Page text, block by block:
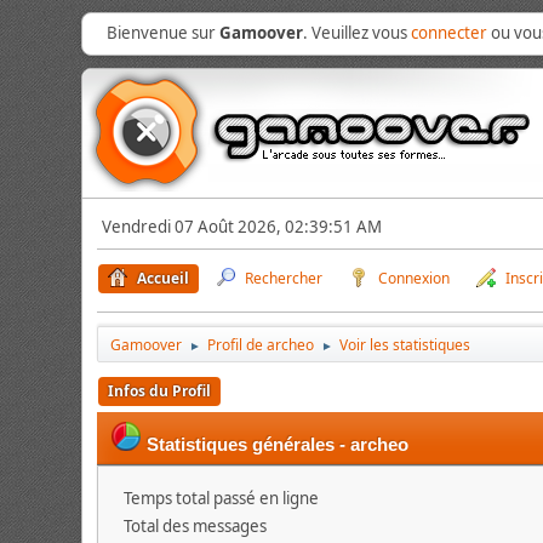
Bienvenue surGamoover. Veuillez vousconnecterou
Vendredi 07 Août 2026, 02:39:51 AM
Accueil Rechercher Connexion
Gamoover ► Profil de archeo ► Voir les statistiques
Infos du Profil
Statistiques générales - archeo
Temps total passé en ligne
Total des messages